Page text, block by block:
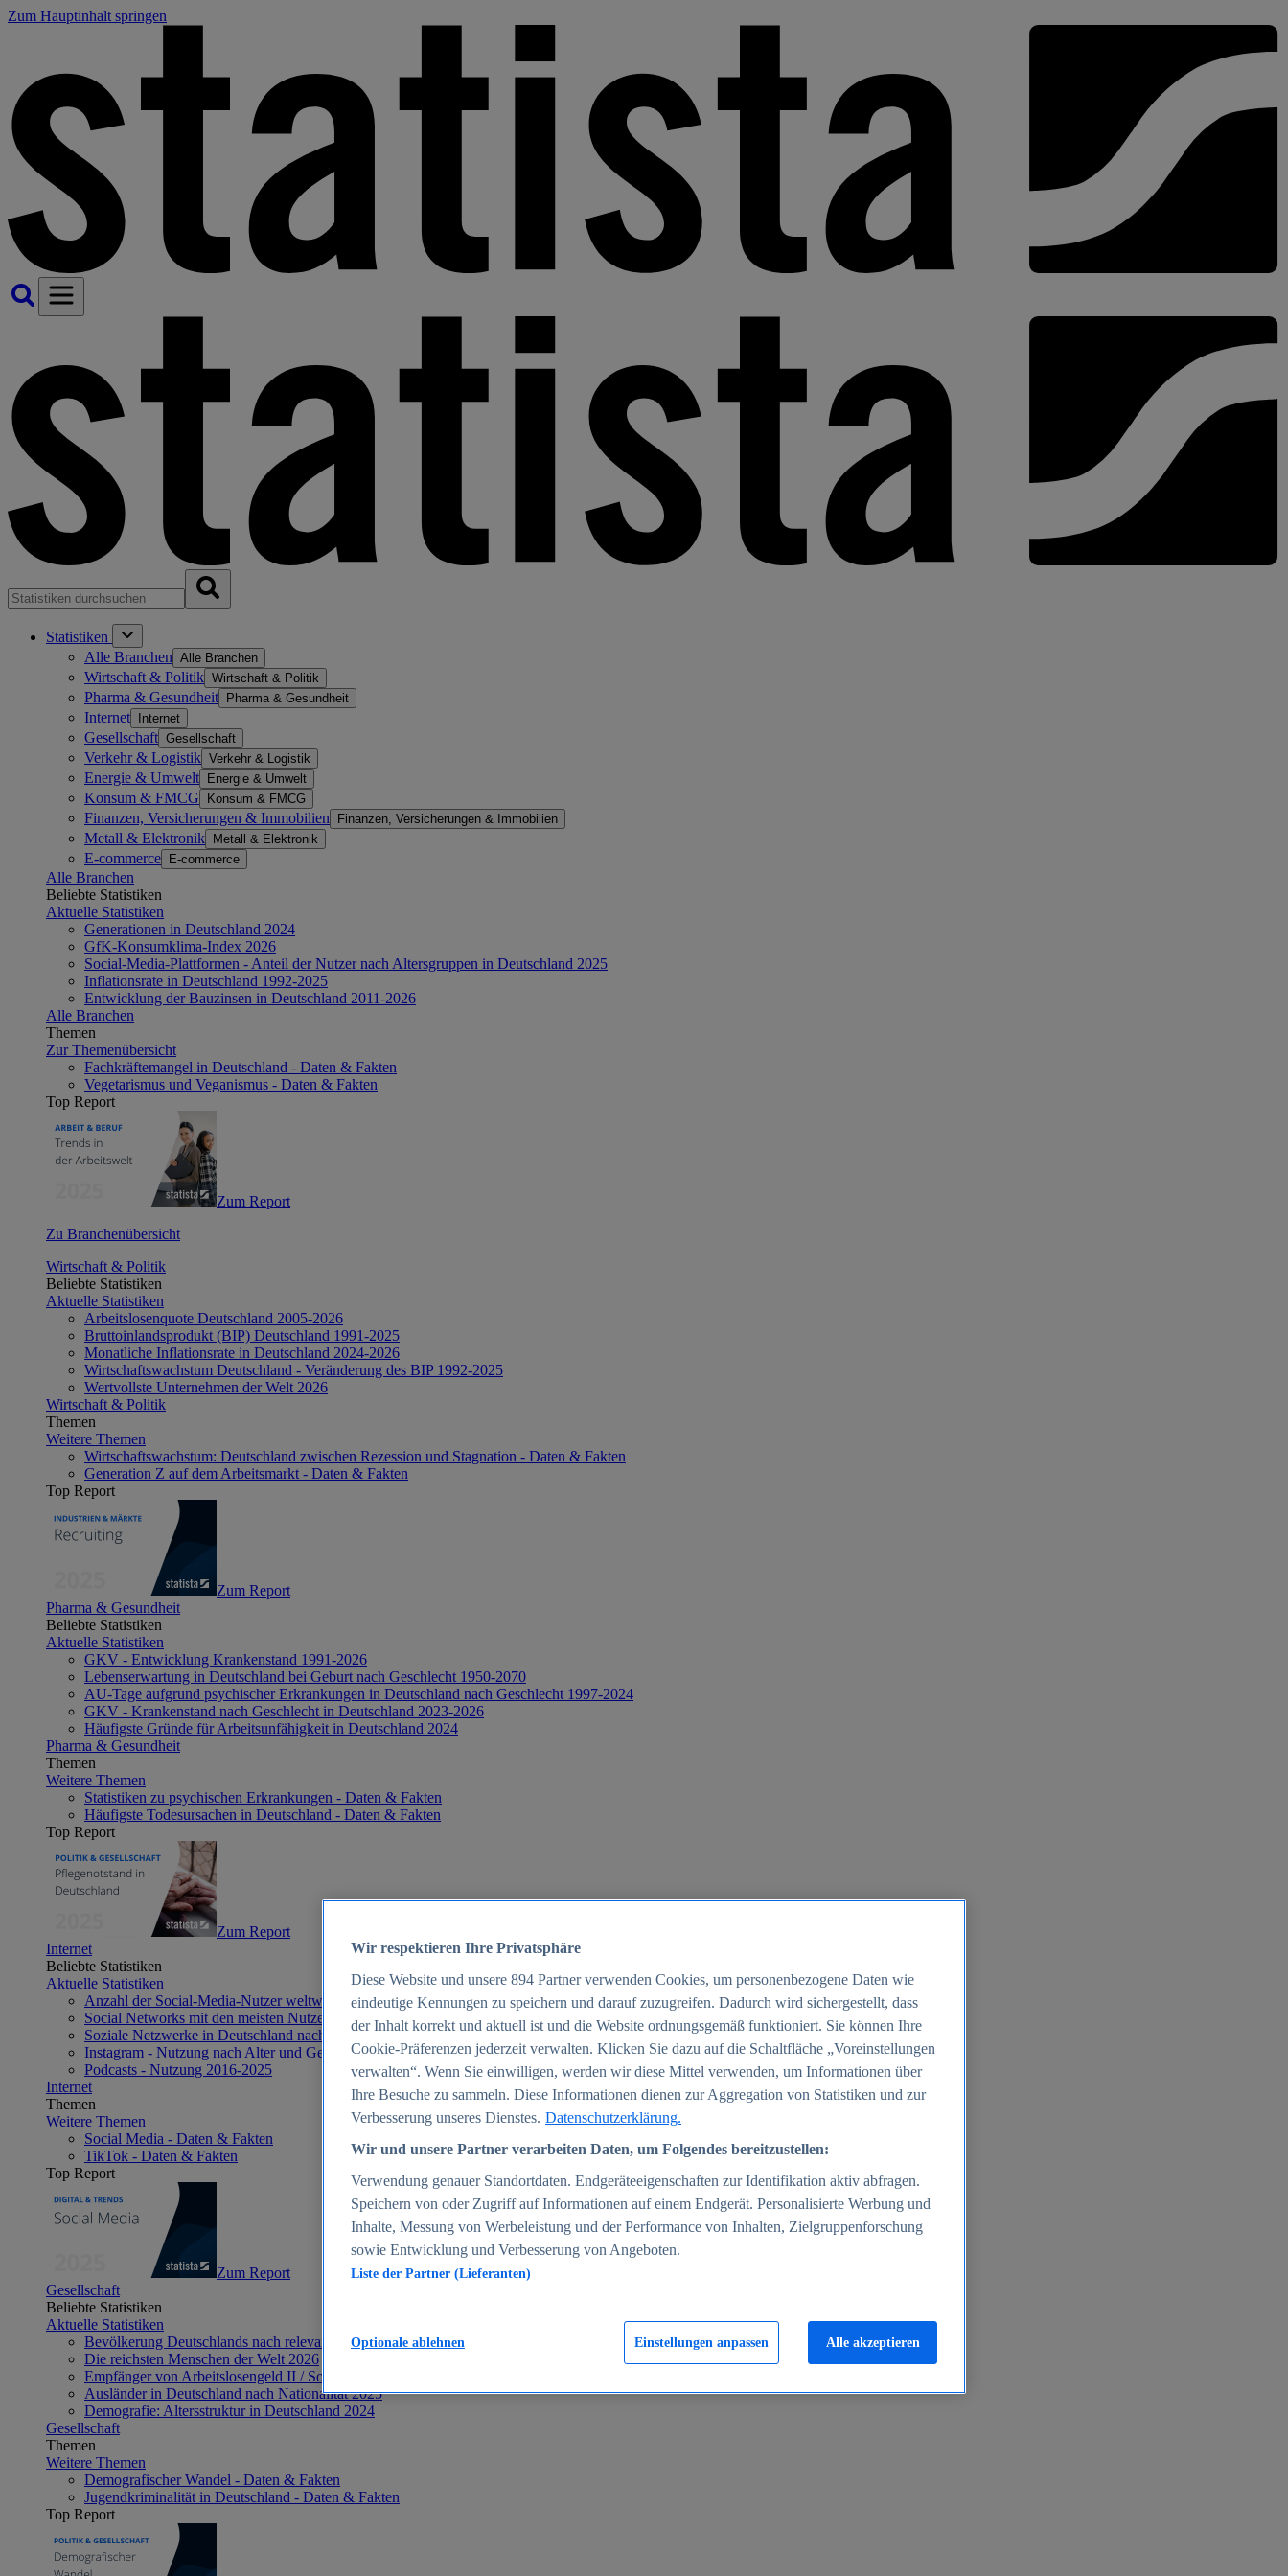
Zum Hauptinhalt springen
Statistiken
Alle Branchen Alle Branchen
Wirtschaft & Politik Wirtschaft & Politik
Pharma & Gesundheit Pharma & Gesundheit
Internet Internet
Gesellschaft Gesellschaft
Verkehr & Logistik Verkehr & Logistik
Energie & Umwelt Energie & Umwelt
Konsum & FMCG Konsum & FMCG
Finanzen, Versicherungen & Immobilien Finanzen, Versicherungen & Immobilien
Metall & Elektronik Metall & Elektronik
E-commerce E-commerce
Alle Branchen
Beliebte Statistiken
Aktuelle Statistiken
Generationen in Deutschland 2024
GfK-Konsumklima-Index 2026
Social-Media-Plattformen - Anteil der Nutzer nach Altersgruppen in Deutschland 2025
Inflationsrate in Deutschland 1992-2025
Entwicklung der Bauzinsen in Deutschland 2011-2026
Alle Branchen
Themen
Zur Themenübersicht
Fachkräftemangel in Deutschland - Daten & Fakten
Vegetarismus und Veganismus - Daten & Fakten
Top Report
Zum Report
Zu Branchenübersicht
Wirtschaft & Politik
Beliebte Statistiken
Aktuelle Statistiken
Arbeitslosenquote Deutschland 2005-2026
Bruttoinlandsprodukt (BIP) Deutschland 1991-2025
Monatliche Inflationsrate in Deutschland 2024-2026
Wirtschaftswachstum Deutschland - Veränderung des BIP 1992-2025
Wertvollste Unternehmen der Welt 2026
Wirtschaft & Politik
Themen
Weitere Themen
Wirtschaftswachstum: Deutschland zwischen Rezession und Stagnation - Daten & Fakten
Generation Z auf dem Arbeitsmarkt - Daten & Fakten
Top Report
Zum Report
Pharma & Gesundheit
Beliebte Statistiken
Aktuelle Statistiken
GKV - Entwicklung Krankenstand 1991-2026
Lebenserwartung in Deutschland bei Geburt nach Geschlecht 1950-2070
AU-Tage aufgrund psychischer Erkrankungen in Deutschland nach Geschlecht 1997-2024
GKV - Krankenstand nach Geschlecht in Deutschland 2023-2026
Häufigste Gründe für Arbeitsunfähigkeit in Deutschland 2024
Pharma & Gesundheit
Themen
Weitere Themen
Statistiken zu psychischen Erkrankungen - Daten & Fakten
Häufigste Todesursachen in Deutschland - Daten & Fakten
Top Report
Zum Report
Internet
Beliebte Statistiken
Aktuelle Statistiken
Anzahl der Social-Media-Nutzer weltweit 2012-2025
Social Networks mit den meisten Nutzern weltweit 2025
Soziale Netzwerke in Deutschland nach Generationen 2025
Instagram - Nutzung nach Alter und Geschlecht in Deutschland 2025
Podcasts - Nutzung 2016-2025
Internet
Themen
Weitere Themen
Social Media - Daten & Fakten
TikTok - Daten & Fakten
Top Report
Zum Report
Gesellschaft
Beliebte Statistiken
Aktuelle Statistiken
Bevölkerung Deutschlands nach relevanten Altersgruppen 2024
Die reichsten Menschen der Welt 2026
Empfänger von Arbeitslosengeld II / Sozialgeld / Bürgergeld in Deutschland 2005-2025
Ausländer in Deutschland nach Nationalität 2025
Demografie: Altersstruktur in Deutschland 2024
Gesellschaft
Themen
Weitere Themen
Demografischer Wandel - Daten & Fakten
Jugendkriminalität in Deutschland - Daten & Fakten
Top Report
Wir respektieren Ihre Privatsphäre
Diese Website und unsere 894 Partner verwenden Cookies, um personenbezogene Daten wie
eindeutige Kennungen zu speichern und darauf zuzugreifen. Dadurch wird sichergestellt, dass
der Inhalt korrekt und aktuell ist und die Website ordnungsgemäß funktioniert. Sie können Ihre
Cookie-Präferenzen jederzeit verwalten. Klicken Sie dazu auf die Schaltfläche „Voreinstellungen
verwalten“. Wenn Sie einwilligen, werden wir diese Mittel verwenden, um Informationen über
Ihre Besuche zu sammeln. Diese Informationen dienen zur Aggregation von Statistiken und zur
Verbesserung unseres Dienstes. Datenschutzerklärung.
Wir und unsere Partner verarbeiten Daten, um Folgendes bereitzustellen:
Verwendung genauer Standortdaten. Endgeräteeigenschaften zur Identifikation aktiv abfragen.
Speichern von oder Zugriff auf Informationen auf einem Endgerät. Personalisierte Werbung und
Inhalte, Messung von Werbeleistung und der Performance von Inhalten, Zielgruppenforschung
sowie Entwicklung und Verbesserung von Angeboten.
Liste der Partner (Lieferanten)
Einstellungen anpassen
Optionale ablehnen Alle akzeptieren